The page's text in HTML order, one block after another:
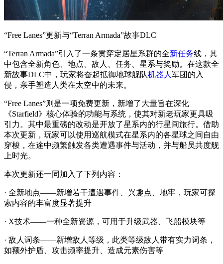
“Free Lanes”更新与“Terran Armada”故事DLC
“Terran Armada”引入了一条贯穿定居星系群的全新任务线，其
中包含全新角色、地点、敌人、任务、星系与奖励。在这款全
新故事DLC中，玩家将奋起抵御地球舰队机器人 军团的入
侵，亲手塑造人类在太空中的未来。
“Free Lanes”则是一项免费更新，新增了大量旨在深化
《Starfield》核心体验的功能与系统，使其对新老玩家更具吸
引力。其中最重磅的改动是开放了星系内的行星间旅行。借助
本次更新，玩家可以使用巡航模式在星系内的各星球之间自由
穿梭，在途中频繁触发各类遭遇事件与活动，并与船员共度舰
上时光。
本次更新还一同加入了下列内容：
· 全新地点——新增若干遭遇事件、兴趣点、地牢，玩家可探
索内容的丰富度显著提升
· X技术——一种全新资源，可用于升级武器、飞船模块等
· 敌人词条——新增敌人等级，此类等级敌人带有实力词条，
如额外护盾、攻击频率提升、造成元素伤害等